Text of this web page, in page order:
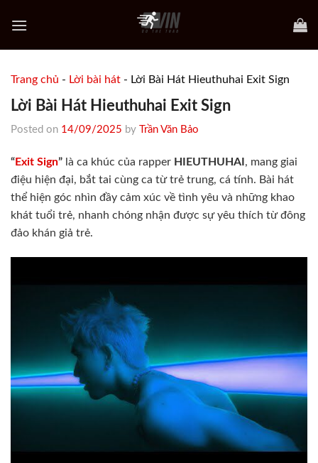
Trang chủ - Lời bài hát - Lời Bài Hát Hieuthuhai Exit Sign
Lời Bài Hát Hieuthuhai Exit Sign
Posted on 14/09/2025 by Trần Văn Bảo
“Exit Sign” là ca khúc của rapper HIEUTHUHAI , mang giai
điệu hiện đại, bắt tai cùng ca từ trẻ trung, cá tính. Bài hát
thể hiện góc nhìn đầy cảm xúc về tình yêu và những khao
khát tuổi trẻ, nhanh chóng nhận được sự yêu thích từ đông
đảo khán giả trẻ.